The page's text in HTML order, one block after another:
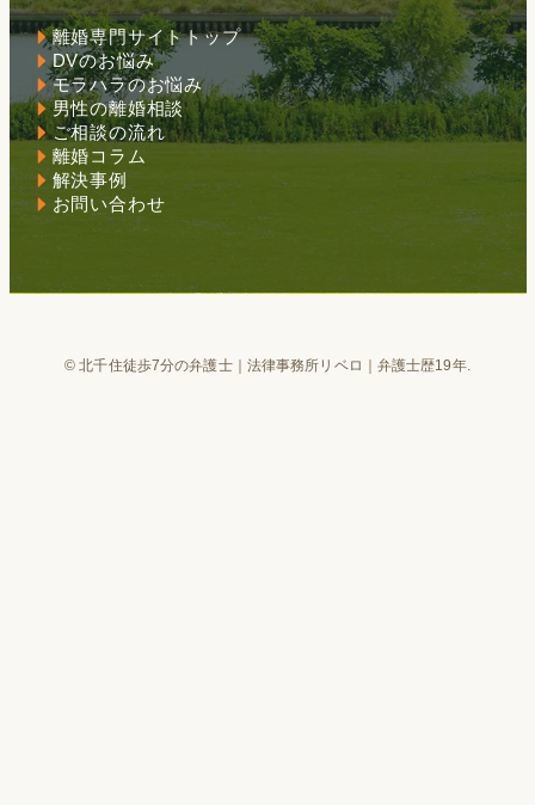
離婚専門サイトトップ
DVのお悩み
モラハラのお悩み
男性の離婚相談
ご相談の流れ
離婚コラム
解決事例
お問い合わせ
© 北千住徒歩7分の弁護士｜法律事務所リベロ｜弁護士歴19年.